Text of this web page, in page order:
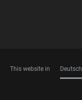
This website in Deutsch